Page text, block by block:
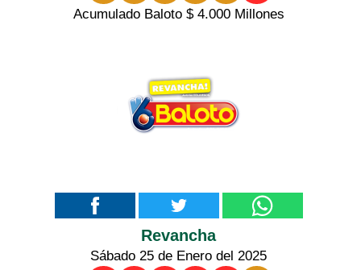
Acumulado Baloto $ 4.000 Millones
Revancha
Sábado 25 de Enero del 2025